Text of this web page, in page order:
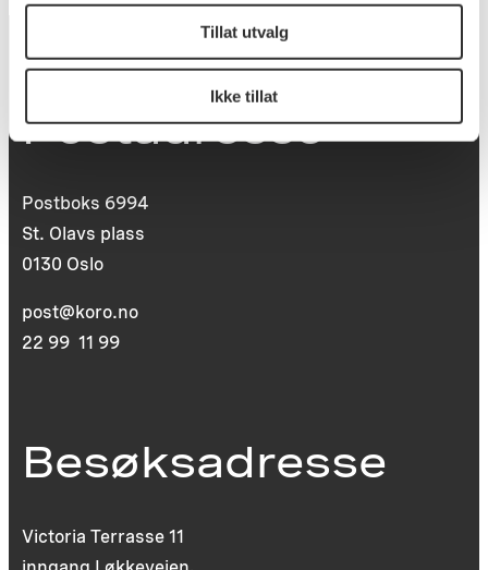
Tillat utvalg
Ikke tillat
Postadresse
Postboks 6994
St. Olavs plass
0130 Oslo
post@koro.no
22 99 11 99
Besøksadresse
Victoria Terrasse 11